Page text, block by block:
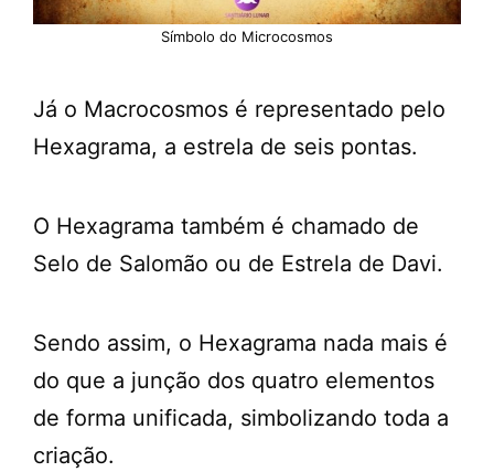
Símbolo do Microcosmos
Já o Macrocosmos é representado pelo
Hexagrama, a estrela de seis pontas.
O Hexagrama também é chamado de
Selo de Salomão ou de Estrela de Davi.
Sendo assim, o Hexagrama nada mais é
do que a junção dos quatro elementos
de forma unificada, simbolizando toda a
criação.